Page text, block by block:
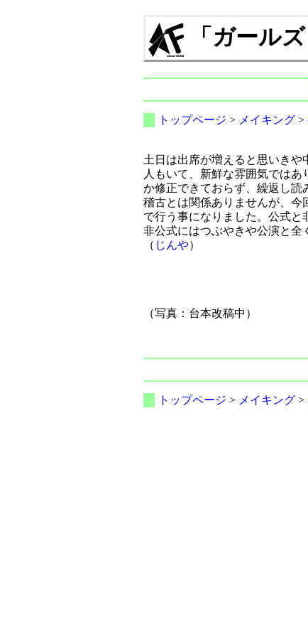
「ガールズ
トップページ > メイキング>
土日は出席が増えると思いきや
人もいて、新鮮な雰囲気では
か修正できておらず、繰返し読
稽古とは関係ありませんが、
で行う事になりました。公式と
非公式にはつぶやきや公演と
（ じんや）
（写真：台本改稿中）
トップページ > メイキング>